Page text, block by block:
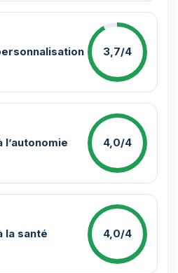
3,7/4
4,0/4
la santé 4,0/4